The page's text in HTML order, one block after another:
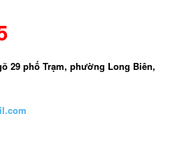
29 phố Trạm, phường Long Biên,